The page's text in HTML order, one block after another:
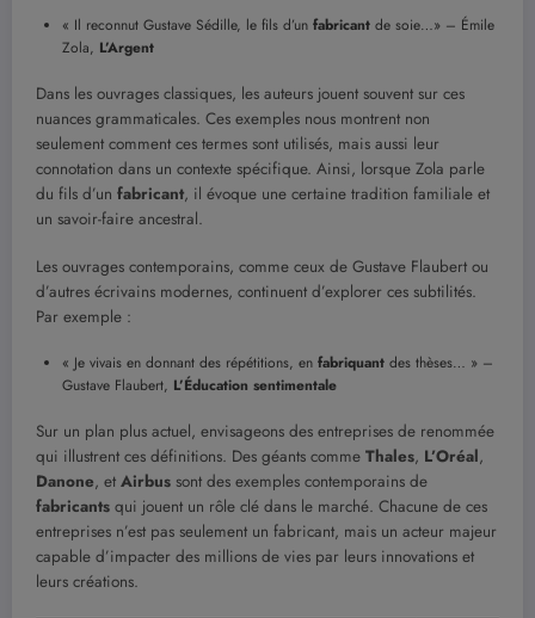
« Il reconnut Gustave Sédille, le fils d’un fabricant de soie…» – Émile
Zola, L’Argent
Dans les ouvrages classiques, les auteurs jouent souvent sur ces
nuances grammaticales. Ces exemples nous montrent non
seulement comment ces termes sont utilisés, mais aussi leur
connotation dans un contexte spécifique. Ainsi, lorsque Zola parle
du fils d’un fabricant, il évoque une certaine tradition familiale et
un savoir-faire ancestral.
Les ouvrages contemporains, comme ceux de Gustave Flaubert ou
d’autres écrivains modernes, continuent d’explorer ces subtilités.
Par exemple :
« Je vivais en donnant des répétitions, en fabriquant des thèses… » –
Gustave Flaubert, L’Éducation sentimentale
Sur un plan plus actuel, envisageons des entreprises de renommée
qui illustrent ces définitions. Des géants comme Thales, L’Oréal,
Danone, et Airbus sont des exemples contemporains de
fabricants qui jouent un rôle clé dans le marché. Chacune de ces
entreprises n’est pas seulement un fabricant, mais un acteur majeur
capable d’impacter des millions de vies par leurs innovations et
leurs créations.